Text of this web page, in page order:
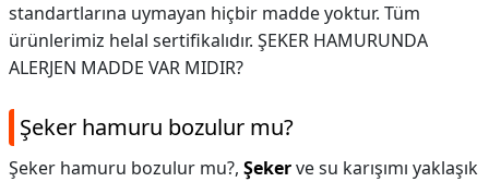
standartlarına uymayan hiçbir madde yoktur. Tüm
ürünlerimiz helal sertifikalıdır. ŞEKER HAMURUNDA
ALERJEN MADDE VAR MIDIR?
Şeker hamuru bozulur mu?
Şeker hamuru bozulur mu?, Şekerve su karışımı yaklaşık